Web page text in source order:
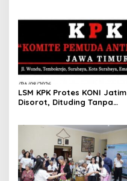
LSM KPK Protes KONI Jatim
Disorot, Dituding Tanpa